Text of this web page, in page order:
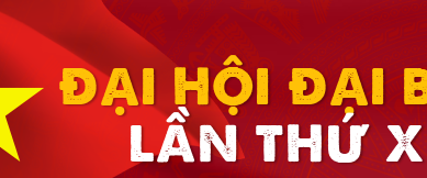
ĐẠI HỘI ĐẠI
LẦN THỨ